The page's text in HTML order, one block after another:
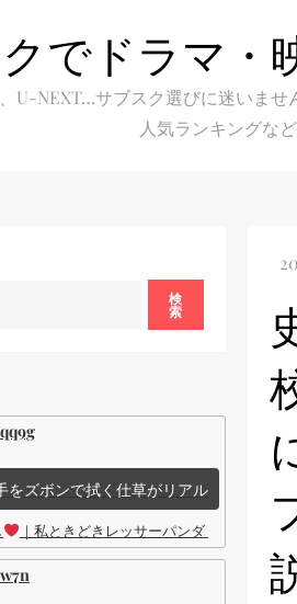
でドラマ・
U-NEXT…サブスク選びに迷いませ
人気ランキングな
検
索
をズボンで拭く仕草がリアル
｜私ときどきレッサーパンダ ｜Disney (デ